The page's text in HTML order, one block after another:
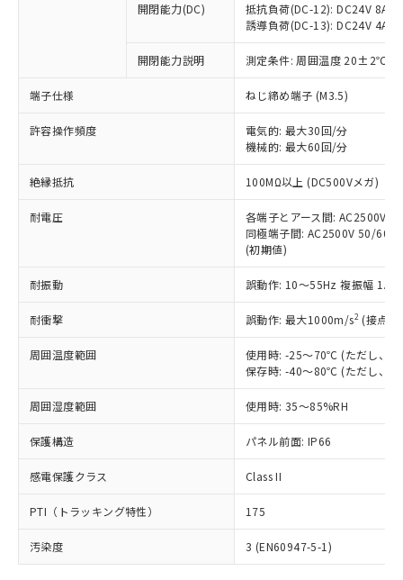
開閉能力(DC)
抵抗負荷(DC-12): DC24V 8A/
誘導負荷(DC-13): DC24V 4A/
開閉能力説明 測定条件: 周囲温度 20±2℃、
端子仕様 ねじ締め端子 (M3.5)
許容操作頻度
電気的: 最大30回/分
機械的: 最大60回/分
絶縁抵抗 100MΩ以上 (DC500Vメガ)
耐電圧
各端子とアース間: AC2500V
同極端子間: AC2500V 50/
(初期値)
耐振動 誤動作: 10～55Hz 複振幅
耐衝撃 誤動作: 最大1000m/s2 (接点
周囲温度範囲
使用時: -25～70℃ (ただし、氷
保存時: -40～80℃ (ただし、氷
周囲湿度範囲 使用時: 35～85%RH
保護構造 パネル前面: IP66
感電保護クラス Class II
PTI（トラッキング特性） 175
汚染度 3 (EN60947-5-1)
以下の条件をお読みいただき、同意のうえ
ご利用ください。
本サービスは、当社制御機器事業取扱
商品の当社在庫状況および標準価格
(税抜)を提供させていただくもので
当社制御機器事業取扱商品の中には、
本サービスの対象外となる商品もある
ことをご了承ください。
在庫状況および標準価格照会結果は、
記載している更新日時点での社内デー
タに基づき作成されるものであり、閲
覧された時点での実際の在庫および標
準価格とは異なる場合があることをご
正式な納期状況および標準価格はお客
様のお取引先、またはお客様担当のオ
ムロン制御機器販売店・当社販売員に
オムロン制御機器販売店や当社販売拠
販売ネットワーク
」をご確認
在庫状況および標準価格結果を当社の
事前の承諾なく第三者に漏洩または開
示しないようお願いします。
マイパーツ機能（部品リスト作成サー
ビス）をご利用いただくには、I-Web
対応予定なし：EU RoHS指令（10物質）の
非含有に非対応の商品で、対応品を出す予
調査・確認中：EU RoHS指令（10物質）の
非含有の対応状況を調査中または確認中の
商品です。
非該当品：ライセンス料など無形物で、有
害物質有無と関係のない商品です。
仕入先様の事情により、非含有部品として
いたものが、含有品と判明した場合などや
むを得ず変更することがあります。
鉛(Pb) 1000ppm以下、 水銀(Hg) 1000ppm以下、 カド
六価クロム(Cr(Ⅵ)) 1000ppm以下、ポリ臭化ビフェニル
類(PBB) 1000ppm以下、ポリ臭化ジフェニルエーテル類
ルベンジル（BBP） 1000ppm以下、フタル酸ジブチル
（DBP） 1000ppm以下、フタル酸ジイソブチル
但し、RoHS指令で産業用監視および制御機器に対する
適用除外項目は除く。
フタル酸エステル類の４物質については閾値を超える意
図的な使用がないことを確認しています。
部品在庫の切り替え状況などにより、予定
月が前後することがあります。
「○」：最大均質材料含有率が中国RoHSの
基準値以下であることを示します。
「×」：最大均質材料含有率が中国RoHSの
基準値を超えていることを示します。
「－」：未確認です。当社販売部門へお問
*中国RoHS10物質の基準値 (GB/T26572)：
Pb(鉛) :1000ppm、 Hg(水銀) : 1000ppm、 Cd(カドミウ
Cr(Ⅵ)(六価クロム) : 1000ppm、 PBBs(ポリ臭化ビフェ
ニル類) : 1000ppm、 PBDEs(ポリ臭化ジフェニルエーテ
ル類) : 1000ppm、
DBP(フタル酸ジブチル) : 1000ppm、 DIBP(フタル酸ジ
イソブチル) : 1000ppm、 BBP(フタル酸ブチルベンジ
DEHP(フタル酸ビス(2-エチルヘキシル)) : 1000ppm
「ｅ」：有害物質（10物質）のすべてが基
準値以下であることを示します。
「10」：通常の使用状況下において有害物
質が外部に漏えいし、環境に深刻な影響を
及ぼさない年数を意味します。
当社は、これら貴社製品のうち、外国
為替および外国貿易法に定める商品
（以下｢規制貨物等」という）を輸出
または国外への提供する場合は、日本
国政府の輸出許可(または役務取引許
可)を取得するなどの必要な手続きを
当社は規制貨物を破棄する場合は、完
全に破砕するなど、違法に輸出されな
いよう必要な手段を講じます。
当社は貴社製品を、核兵器、ミサイ
ル、化学兵器、生物兵器またはその他
武器並びにこれらの製造装置等に一切
当社は、貴社製品を第三者に販売する
場合は、上記1、2および3の内容を当
該第三者に通知します。また当社は、
販売先および販売に係わる関係者が違
法に輸出するおそれがある場合は、取
り引きをいたしません。
一定数以上の在庫あり
一定数には満たないが在庫あり
在庫なし(最新の在庫状況につ
いては、お客様のお取引先、ま
たはお客様担当のオムロン制御
機器販売店・当社販売員にご確
受注生産機種、また在庫状況の
情報を公開していない機種